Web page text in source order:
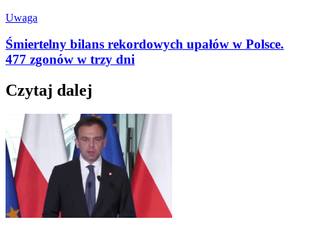
Uwaga
Śmiertelny bilans rekordowych upałów w Polsce.
477 zgonów w trzy dni
Czytaj dalej